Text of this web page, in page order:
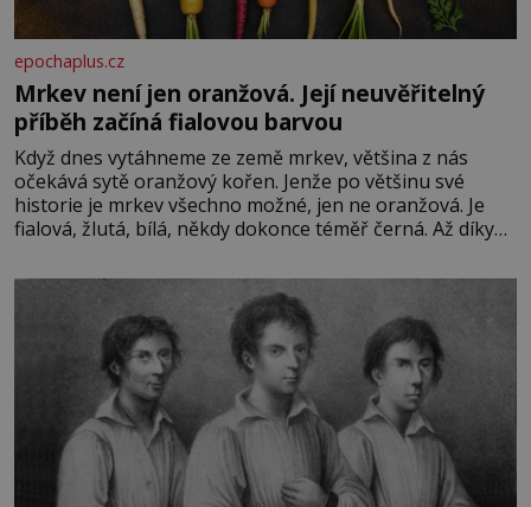
epochaplus.cz
Mrkev není jen oranžová. Její neuvěřitelný
příběh začíná fialovou barvou
Když dnes vytáhneme ze země mrkev, většina z nás
očekává sytě oranžový kořen. Jenže po většinu své
historie je mrkev všechno možné, jen ne oranžová. Je
fialová, žlutá, bílá, někdy dokonce téměř černá. Až díky
bez které si českou zahradu ani nedokážeme představit.